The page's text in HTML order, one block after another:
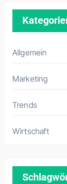
Allgemein
Marketing
Trends
Wirtschaft